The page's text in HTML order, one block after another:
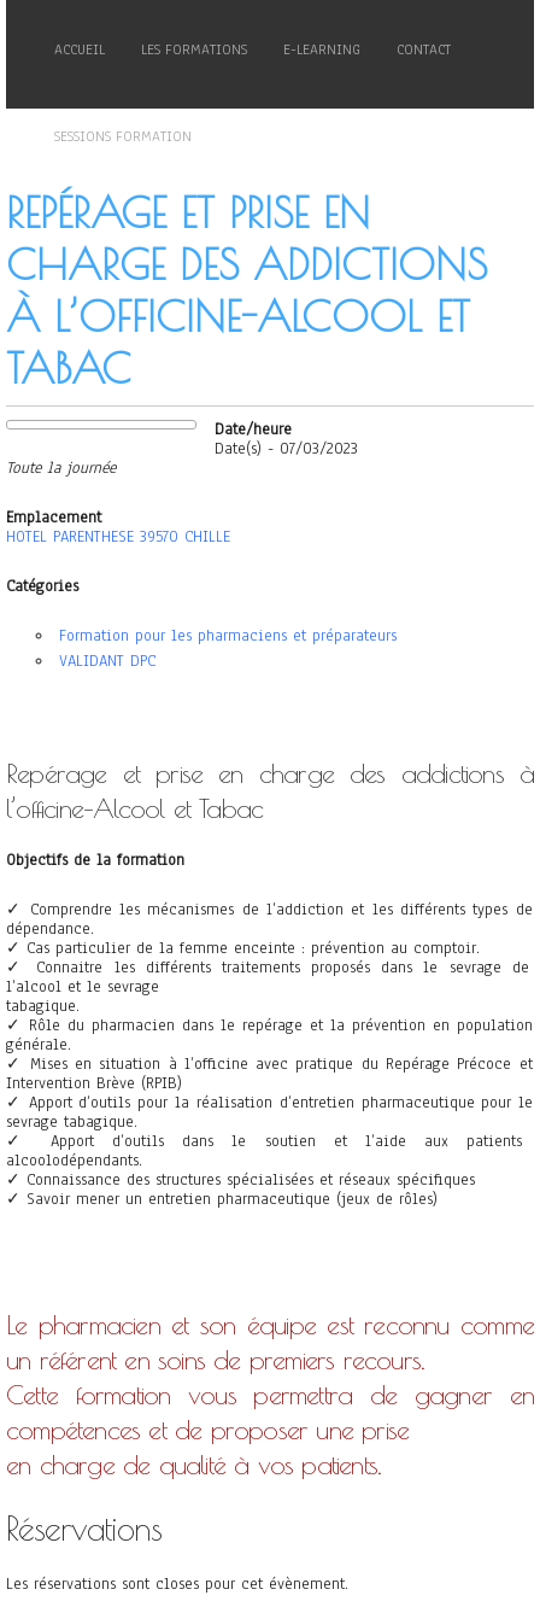
ACCUEIL LES FORMATIONS E-LEARNING CONTACT
SESSIONS FORMATION
REPÉRAGE ET PRISE EN
CHARGE DES ADDICTIONS
À L’OFFICINE-ALCOOL ET
TABAC
Date/heure
Date(s) - 07/03/2023
Toute la journée
Emplacement
HOTEL PARENTHESE 39570 CHILLE
Catégories
Formation pour les pharmaciens et préparateurs
VALIDANT DPC
Repérage et prise en charge des addictions à
l’officine–Alcool et Tabac
Objectifs de la formation
✓ Comprendre les mécanismes de l’addiction et les différents types de
dépendance.
✓ Cas particulier de la femme enceinte : prévention au comptoir.
✓
Connaitre les différents traitements proposés dans le sevrage
de
l’alcool et le sevrage
tabagique.
✓ Rôle du pharmacien dans le repérage et la prévention en population
générale.
✓
Mises en situation à l’officine avec pratique du Repérage Précoce et
Intervention Brève (RPIB)
✓ Apport d’outils pour la réalisation d’entretien pharmaceutique pour le
sevrage tabagique.
✓
Apport d’outils
dans le soutien et l’aide aux patients
alcoolodépendants.
✓ Connaissance des structures spécialisées et réseaux spécifiques
✓ Savoir mener un entretien pharmaceutique (jeux de rôles)
Le pharmacien et son équipe est reconnu comme
un référent en soins de premiers recours.
Cette formation vous permettra de gagner
en
compétences et de proposer une prise
en charge de qualité à vos patients.
Réservations
Les réservations sont closes pour cet évènement.